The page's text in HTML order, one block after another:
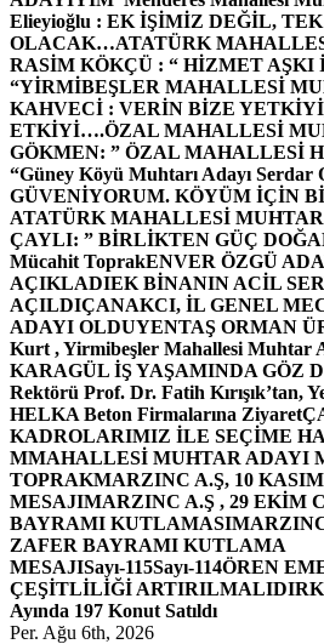
Elieyioğlu : EK İŞİMİZ DEĞİL,
OLACAK…ATATÜRK
RASİM KÖKÇÜ : “ HİZMET
“YİRMİBEŞLER MAHALLESİ
KAHVECİ : VERİN BİZE
ETKİYİ….ÖZAL MAHALLESİ
GÖKMEN: ” ÖZAL MAHALLESİ
“Güney Köyü Muhtarı Adayı
GÜVENİYORUM. KÖYÜM İÇİN
ATATÜRK MAHALLESİ
ÇAYLI: ” BİRLİKTEN GÜÇ
Mücahit ToprakENVER ÖZGÜ
AÇIKLADIEK BİNANIN ACİL
AÇILDIÇANAKCI, İL GENEL
ADAYI OLDUYENTAŞ ORMAN
Kurt , Yirmibeşler Mahallesi Muhtar
KARAGÜL İŞ YAŞAMINDA GÖZ
Rektörü Prof. Dr. Fatih Kırışık’tan,
HELKA Beton Firmalarına Ziyaret
KADROLARIMIZ İLE SEÇİME
MMAHALLESİ MUHTAR ADAYI
TOPRAKMARZINC A.Ş, 10
MESAJIMARZINC A.Ş , 29 EKİM
BAYRAMI KUTLAMASI
ZAFER BAYRAMI KUTLAMA
MESAJISayı-115Sayı-114ÖREN
ÇEŞİTLİLİĞİ ARTIRILMALIDIR
Ayında 197 Konut Satıldı
Per. Ağu 6th, 2026